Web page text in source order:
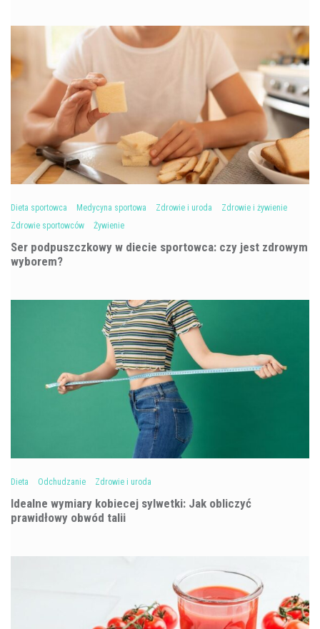
Dieta sportowca Medycyna sportowa Zdrowie i uroda
Zdrowie i żywienie
Zdrowie sportowców
Żywienie
Ser podpuszczkowy w diecie sportowca: czy jest zdrowym
wyborem?
Dieta Odchudzanie Zdrowie i uroda
Idealne wymiary kobiecej sylwetki: Jak obliczyć
prawidłowy obwód talii